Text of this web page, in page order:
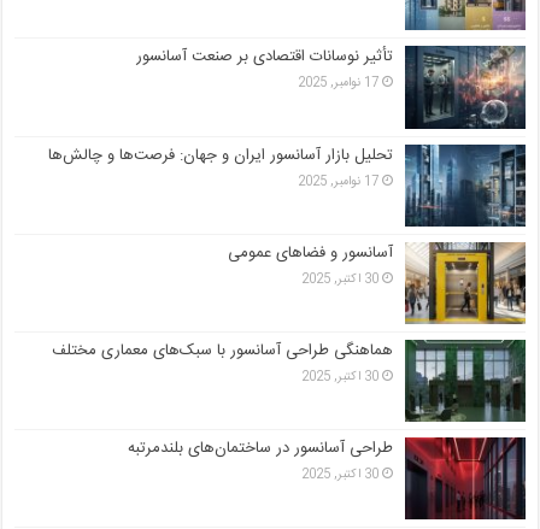
تأثیر نوسانات اقتصادی بر صنعت آسانسور
17 نوامبر, 2025
تحلیل بازار آسانسور ایران و جهان: فرصت‌ها و چالش‌ها
17 نوامبر, 2025
آسانسور و فضاهای عمومی
30 اکتبر, 2025
هماهنگی طراحی آسانسور با سبک‌های معماری مختلف
30 اکتبر, 2025
طراحی آسانسور در ساختمان‌های بلندمرتبه
30 اکتبر, 2025